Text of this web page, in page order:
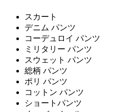
スカート
デニム パンツ
コーデュロイ パンツ
ミリタリー パンツ
スウェット パンツ
総柄 パンツ
ポリ パンツ
コットン パンツ
ショートパンツ